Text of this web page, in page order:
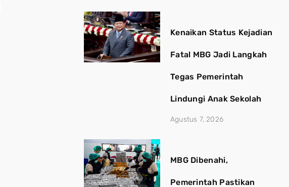
Kenaikan Status Kejadian
Fatal MBG Jadi Langkah
Tegas Pemerintah
Lindungi Anak Sekolah
Agustus 7, 2026
MBG Dibenahi,
Pemerintah Pastikan